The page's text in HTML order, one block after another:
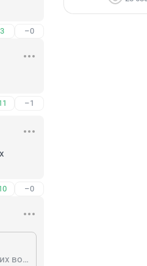
–0
–1
–0
Да какой год, вы что. Через месяц опять в Стокгольме будут (если конечно их возьмут обратно)